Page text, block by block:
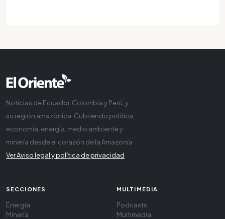
Noticias de Ecuador, Colombia y Perú, y
su región amazónica. Cubriendo política,
economía, energía, medio ambiente y
minería desde el corazón de la Amazonía
Ver Aviso legal y política de privacidad
SECCIONES
Energía
Minería
MULTIMEDIA
Podcasts
Multimedia